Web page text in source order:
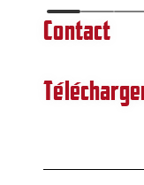
Contact